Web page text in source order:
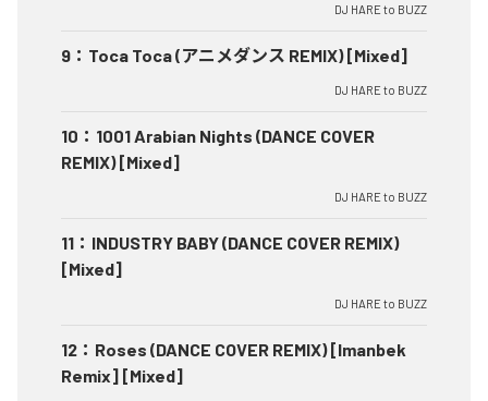
DJ HARE to BUZZ
9 ： Toca Toca (アニメダンス REMIX) [Mixed]
DJ HARE to BUZZ
10 ： 1001 Arabian Nights (DANCE COVER
REMIX) [Mixed]
DJ HARE to BUZZ
11 ： INDUSTRY BABY (DANCE COVER REMIX)
[Mixed]
DJ HARE to BUZZ
12 ： Roses (DANCE COVER REMIX) [Imanbek
Remix] [Mixed]